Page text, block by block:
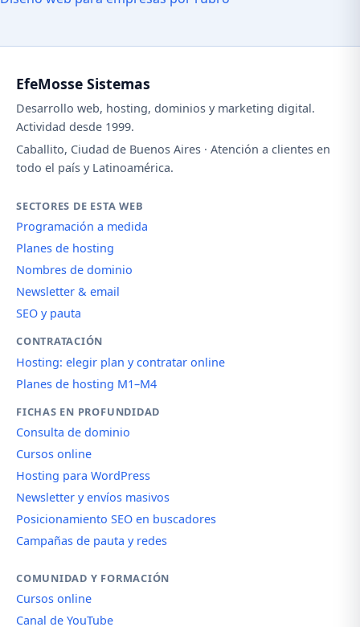
EfeMosse Sistemas
Desarrollo web, hosting, dominios y marketing digital.
Actividad desde 1999.
Caballito, Ciudad de Buenos Aires · Atención a clientes en
todo el país y Latinoamérica.
SECTORES DE ESTA WEB
Programación a medida
Planes de hosting
Nombres de dominio
Newsletter & email
SEO y pauta
CONTRATACIÓN
Hosting: elegir plan y contratar online
Planes de hosting M1–M4
FICHAS EN PROFUNDIDAD
Consulta de dominio
Cursos online
Hosting para WordPress
Newsletter y envíos masivos
Posicionamiento SEO en buscadores
Campañas de pauta y redes
COMUNIDAD Y FORMACIÓN
Cursos online
Canal de YouTube